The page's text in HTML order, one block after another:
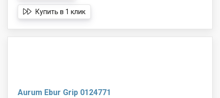
Купить в 1 клик
Aurum Ebur Grip 0124771